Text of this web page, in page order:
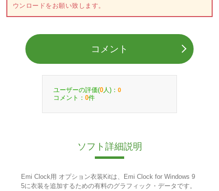
ウンロードをお願い致します。
コメント
ユーザーの評価(0 人)： 0
コメント： 0件
ソフト詳細説明
Emi Clock用 オプション衣装Kitは、Emi Clock for Windows 9
5に衣装を追加するための有料のグラフィック・データです。